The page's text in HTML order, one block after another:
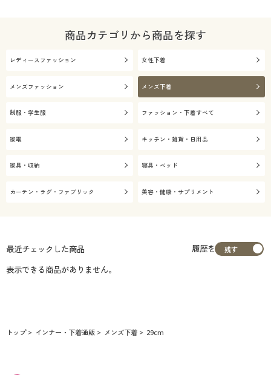
商品カテゴリから商品を探す
レディースファッション 女性下着
メンズファッション メンズ下着
制服・学生服 ファッション・下着すべて
家電 キッチン・雑貨・日用品
家具・収納 寝具・ベッド
カーテン・ラグ・ファブリック 美容・健康・サプリメント
最近チェックした商品
履歴を
表示できる商品がありません。
トップ インナー・下着通販 メンズ下着 29cm